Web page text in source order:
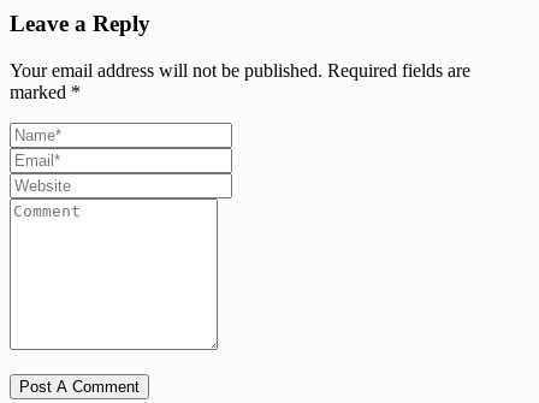
Leave a Reply
Your email address will not be published. Required fields are
marked *